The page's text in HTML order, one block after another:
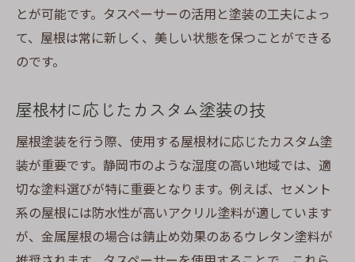
とが可能です。タスペーサーの活用と塗装の工夫によっ
て、屋根は常に新しく、美しい状態を保つことができる
のです。
屋根材に応じたカスタム塗装の技
屋根塗装を行う際、使用する屋根材に応じたカスタム塗
装が重要です。静岡市のような湿度の高い地域では、適
切な塗料選びが特に重要となります。例えば、セメント
系の屋根には防水性が高いアクリル塗料が適しています
が、金属屋根の場合は錆止め効果のあるウレタン塗料が